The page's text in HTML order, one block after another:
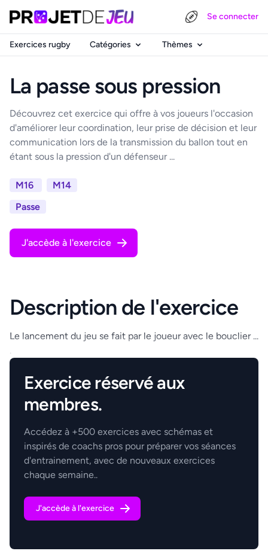
Se connecter
Exercices rugby Catégories Thèmes
La passe sous pression
Découvrez cet exercice qui offre à vos joueurs l'occasion
d'améliorer leur coordination, leur prise de décision et leur
communication lors de la transmission du ballon tout en
étant sous la pression d'un défenseur ...
M16
M14
Passe
J'accède à l'exercice
Description de l'exercice
Le lancement du jeu se fait par le joueur avec le bouclier ...
.
Exercice réservé aux
membres.
Accédez à +500 exercices avec schémas et
inspirés de coachs pros pour préparer vos séances
d'entrainement, avec de nouveaux exercices
chaque semaine..
J'accède à l'exercice